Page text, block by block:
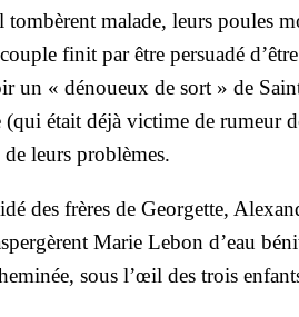
tom­bèrent malade, leurs poules
finit par être per­sua­dé
un « dénoueux de sort » de
(qui était déjà vic­time de rumeur
leurs pro­blèmes.
des frères de Geor­gette,
Marie Lebon d’eau
sous l’œil des trois